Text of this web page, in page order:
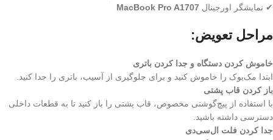
✔ نمایشگر اورجینال MacBook Pro A1707
مراحل تعویض:
خاموش کردن دستگاه و جدا کردن باتری
ابتدا مک‌بوک را خاموش کنید و برای جلوگیری از آسیب، باتری را جدا کنید.
باز کردن قاب پشتی
با استفاده از پیچ‌گوشتی مخصوص، قاب پشتی را باز کنید تا به قطعات داخلی
دسترسی داشته باشید.
جدا کردن فلت ال‌سی‌دی